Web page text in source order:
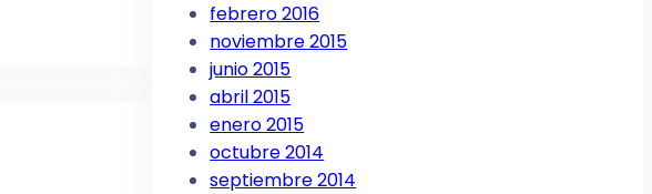
febrero 2016
noviembre 2015
junio 2015
abril 2015
enero 2015
octubre 2014
septiembre 2014